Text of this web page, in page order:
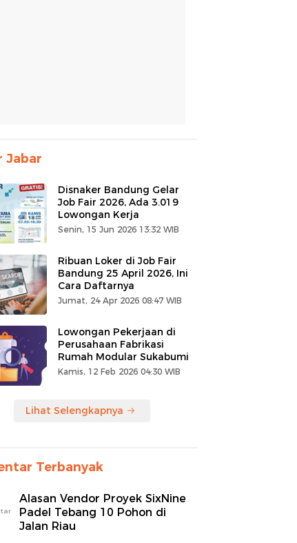
Jabar
Disnaker Bandung Gelar
Job Fair 2026, Ada 3.019
Lowongan Kerja
Senin, 15 Jun 2026 13:32 WIB
Ribuan Loker di Job Fair
Bandung 25 April 2026, Ini
Cara Daftarnya
Jumat, 24 Apr 2026 08:47 WIB
Lowongan Pekerjaan di
Perusahaan Fabrikasi
Rumah Modular Sukabumi
Kamis, 12 Feb 2026 04:30 WIB
Lihat Selengkapnya
Terbanyak
Alasan Vendor Proyek SixNine
Padel Tebang 10 Pohon di
Jalan Riau